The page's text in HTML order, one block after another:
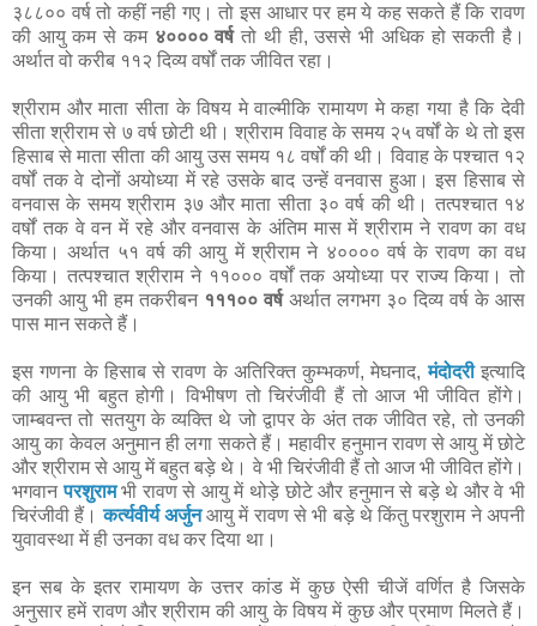
३८८०० वर्ष तो कहीं नही गए। तो इस आधार पर हम ये कह सकते हैं कि रावण
की आयु कम से कम ४०००० वर्षतो थी ही, उससे भी अधिक हो सकती है।
अर्थात वो करीब ११२ दिव्य वर्षों तक जीवित रहा।
श्रीराम और माता सीता के विषय मे वाल्मीकि रामायण मे कहा गया है कि देवी
सीता श्रीराम से ७ वर्ष छोटी थी। श्रीराम विवाह के समय २५ वर्षों के थे तो इस
हिसाब से माता सीता की आयु उस समय १८ वर्षों की थी। विवाह के पश्चात १२
वर्षों तक वे दोनों अयोध्या में रहे उसके बाद उन्हें वनवास हुआ। इस हिसाब से
वनवास के समय श्रीराम ३७ और माता सीता ३० वर्ष की थी। तत्पश्चात १४
वर्षों तक वे वन में रहे और वनवास के अंतिम मास में श्रीराम ने रावण का वध
किया। अर्थात ५१ वर्ष की आयु में श्रीराम ने ४०००० वर्ष के रावण का वध
किया। तत्पश्चात श्रीराम ने ११००० वर्षों तक अयोध्या पर राज्य किया। तो
उनकी आयु भी हम तकरीबन १११०० वर्षअर्थात लगभग ३० दिव्य वर्ष के आस
पास मान सकते हैं।
इस गणना के हिसाब से रावण के अतिरिक्त कुम्भकर्ण, मेघनाद,मंदोदरीइत्यादि
की आयु भी बहुत होगी। विभीषण तो चिरंजीवी हैं तो आज भी जीवित होंगे।
जाम्बवन्त तो सतयुग के व्यक्ति थे जो द्वापर के अंत तक जीवित रहे, तो उनकी
आयु का केवल अनुमान ही लगा सकते हैं। महावीर हनुमान रावण से आयु में छोटे
और श्रीराम से आयु में बहुत बड़े थे। वे भी चिरंजीवी हैं तो आज भी जीवित होंगे।
भगवानपरशुरामभी रावण से आयु में थोड़े छोटे और हनुमान से बड़े थे और वे भी
चिरंजीवी हैं।कर्त्यवीर्य अर्जुनआयु में रावण से भी बड़े थे किंतु परशुराम ने अपनी
युवावस्था में ही उनका वध कर दिया था।
इन सब के इतर रामायण के उत्तर कांड में कुछ ऐसी चीजें वर्णित है जिसके
अनुसार हमें रावण और श्रीराम की आयु के विषय में कुछ और प्रमाण मिलते हैं।